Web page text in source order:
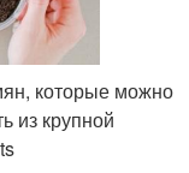
которые можно
из крупной